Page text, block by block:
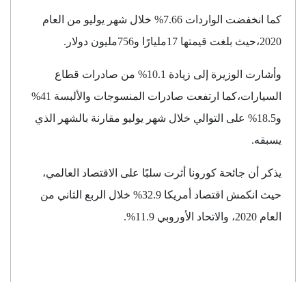
كما انخفضت الواردات 7.66% خلال شهر يوليو من العام
2020،حيث بلغت قيمتها 17مليارًا و756مليون دولار.
وأشارت الوزيرة إلى زيادة 10.1% من صادرات قطاع
السيارات،كما ارتفعت صادرات المنسوجات والألبسة 41%
و18.5% على التوالي خلال شهر يوليو مقارنة بالشهر الذي
يسبقه.
يذكر أن جائحة كورونا أثرت سلبًا على الاقتصاد العالمي،
حيث انكمش اقتصاد أمريكا 32.9% خلال الربع الثاني من
العام 2020، والاتحاد الأوروبي 11.9%.